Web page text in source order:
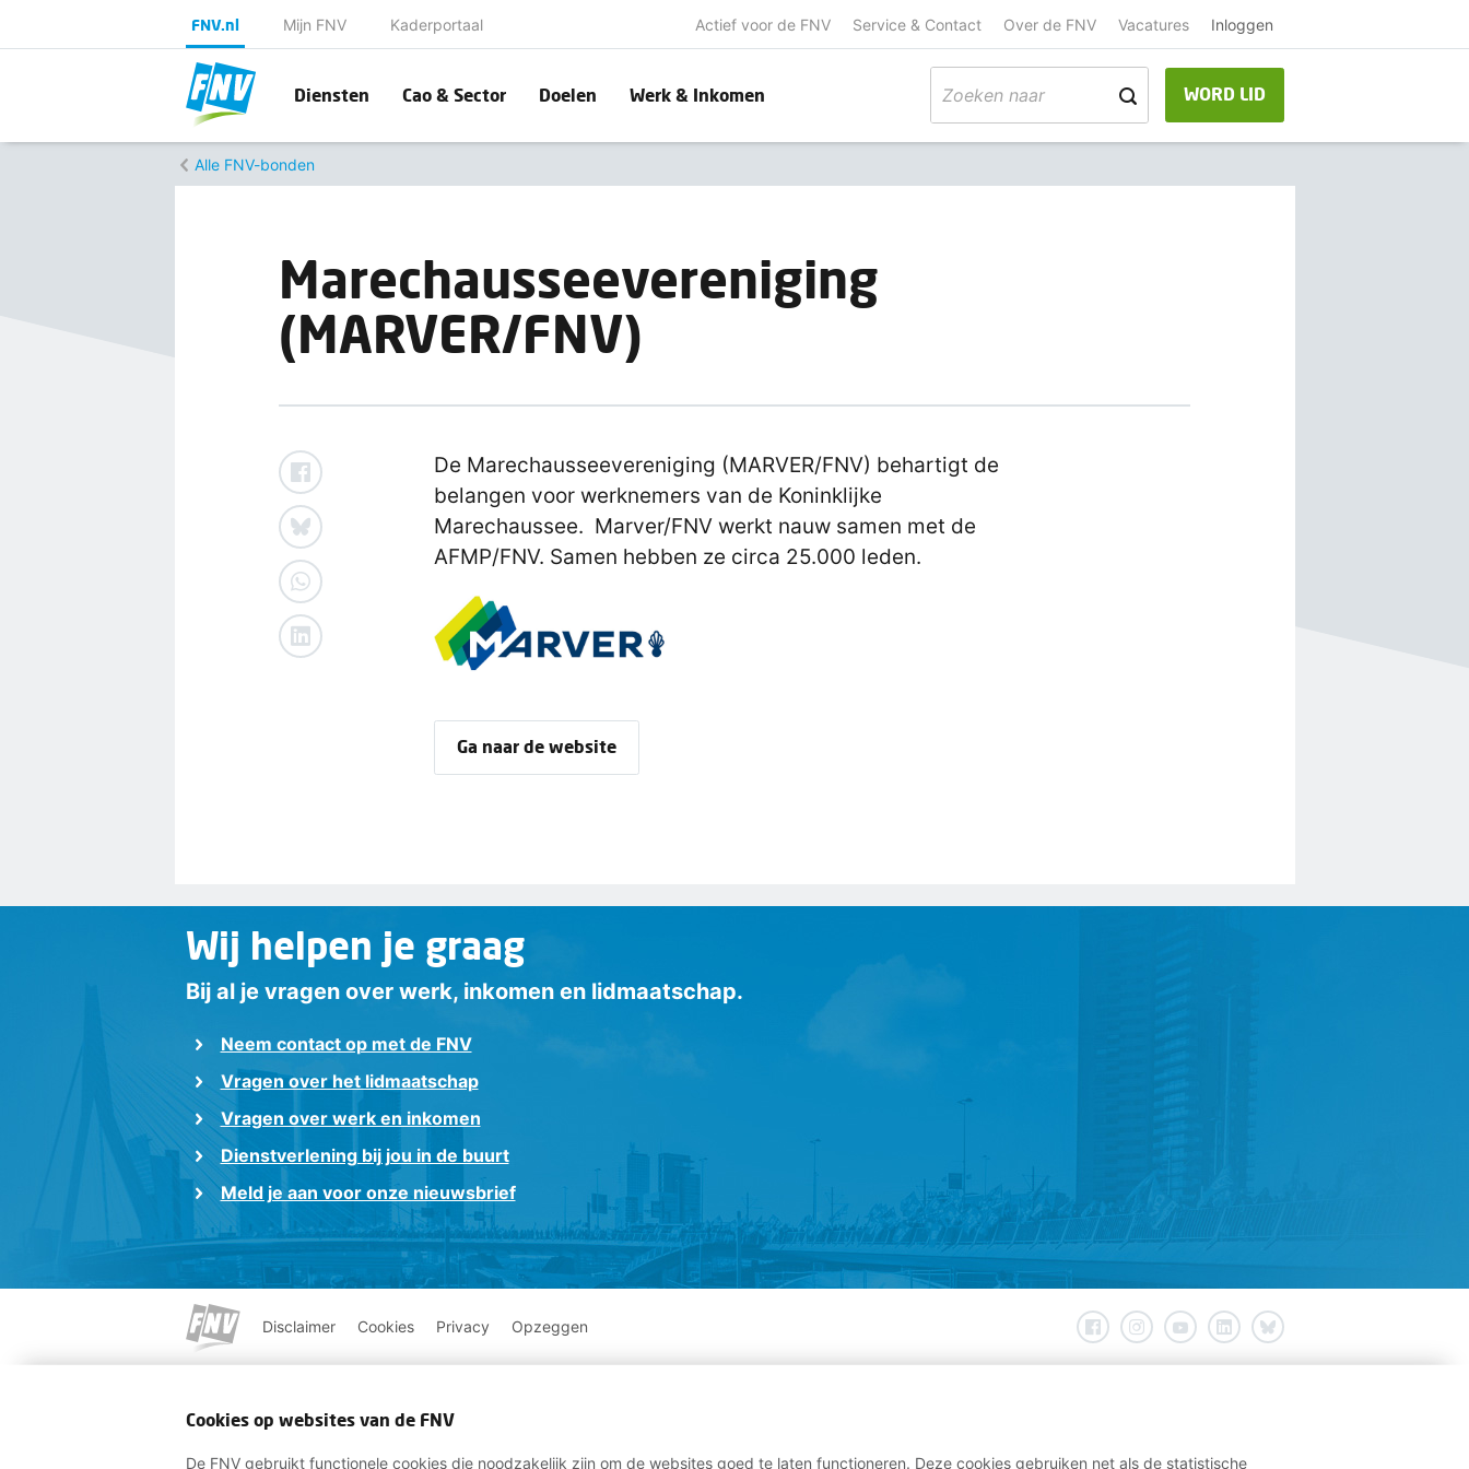
FNV.nl Mijn FNV Kaderportaal Actief voor de FNV Service & Contact Over de FNV Vacatures Inloggen
Diensten Cao & Sector Doelen Werk & Inkomen WORD LID
Alle FNV-bonden
Marechausseevereniging
(MARVER/FNV)
De Marechausseevereniging (MARVER/FNV) behartigt de
belangen voor werknemers van de Koninklijke
Marechaussee. Marver/FNV werkt nauw samen met de
AFMP/FNV. Samen hebben ze circa 25.000 leden.
Ga naar de website
Wij helpen je graag
Bij al je vragen over werk, inkomen en lidmaatschap.
Neem contact op met de FNV
Vragen over het lidmaatschap
Vragen over werk en inkomen
Dienstverlening bij jou in de buurt
Meld je aan voor onze nieuwsbrief
Disclaimer Cookies Privacy Opzeggen
Cookies op websites van de FNV
De FNV gebruikt functionele cookies die noodzakelijk zijn om de websites goed te laten functioneren. Deze cookies gebruiken net als de statistische